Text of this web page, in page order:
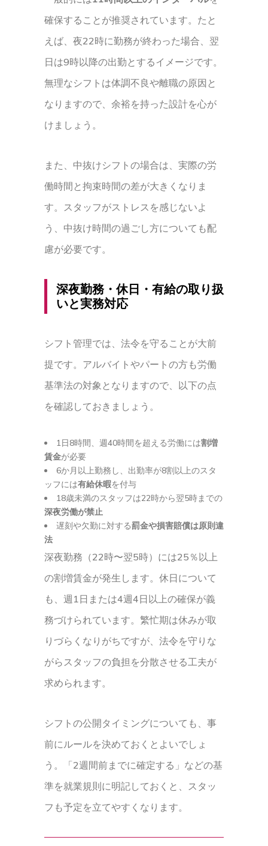
確保することが推奨されています。たと
えば、夜22時に勤務が終わった場合、翌
日は9時以降の出勤とするイメージです。
無理なシフトは体調不良や離職の原因と
なりますので、余裕を持った設計を心が
けましょう。
また、中抜けシフトの場合は、実際の労
働時間と拘束時間の差が大きくなりま
す。スタッフがストレスを感じないよ
う、中抜け時間の過ごし方についても配
慮が必要です。
深夜勤務・休日・有給の取り扱
いと実務対応
シフト管理では、法令を守ることが大前
提です。アルバイトやパートの方も労働
基準法の対象となりますので、以下の点
を確認しておきましょう。
1日8時間、週40時間を超える労働には割増
賃金が必要
6か月以上勤務し、出勤率が8割以上のスタ
ッフには有給休暇を付与
18歳未満のスタッフは22時から翌5時までの
深夜労働が禁止
遅刻や欠勤に対する罰金や損害賠償は原則違
法
深夜勤務（22時〜翌5時）には25％以上
の割増賃金が発生します。休日について
も、週1日または4週4日以上の確保が義
務づけられています。繁忙期は休みが取
りづらくなりがちですが、法令を守りな
がらスタッフの負担を分散させる工夫が
求められます。
シフトの公開タイミングについても、事
前にルールを決めておくとよいでしょ
う。「2週間前までに確定する」などの基
準を就業規則に明記しておくと、スタッ
フも予定を立てやすくなります。